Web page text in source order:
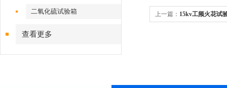
二氧化硫试验箱
查看更多
上一篇： 15kv工频火花试